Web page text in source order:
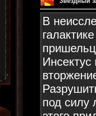
В
Инсектус
под силу